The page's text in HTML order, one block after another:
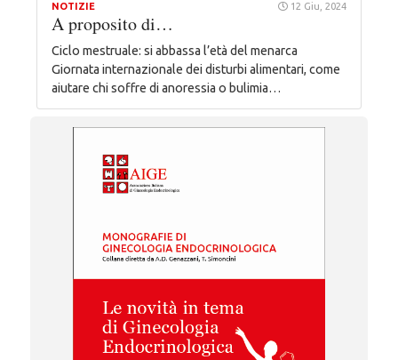
NOTIZIE 12 Giu, 2024
A proposito di…
Ciclo mestruale: si abbassa l’età del menarca
Giornata internazionale dei disturbi alimentari, come
aiutare chi soffre di anoressia o bulimia…